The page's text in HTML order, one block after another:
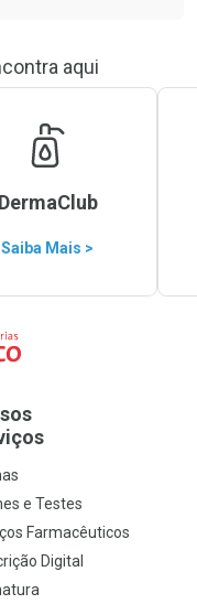
aqui
DermaClub
Saiba Mais >
e Testes
Farmacêuticos
Digital